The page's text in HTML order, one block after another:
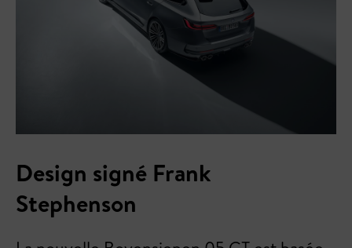
Design signé Frank
Stephenson